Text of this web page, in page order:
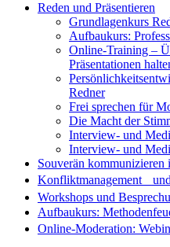
Reden und Präsentieren
Grundlagenkurs
Aufbaukurs:
Online-Training –
Präsentationen
Redner
Frei sprechen für
Die Macht der
Interview- und
Interview- und
Souverän kommunizieren
Konfliktmanagement
Workshops und
Aufbaukurs:
Online-Moderation: